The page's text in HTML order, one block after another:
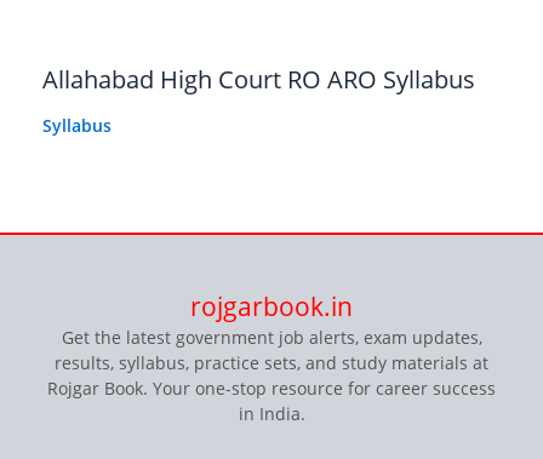
Allahabad High Court RO ARO Syllabus
Syllabus
rojgarbook.in
Get the latest government job alerts, exam updates,
results, syllabus, practice sets, and study materials at
Rojgar Book. Your one-stop resource for career success
in India.